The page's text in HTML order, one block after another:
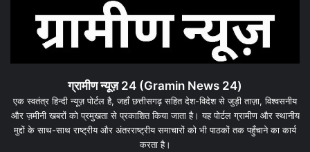
ग्रामीण न्यूज़ 24 (Gramin News 24)
एक स्वतंत्र हिन्दी न्यूज़ पोर्टल है, जहाँ छत्तीसगढ़ सहित देश-विदेश से जुड़ी ताज़ा, विश्वसनीय
और ज़मीनी खबरों को प्रमुखता से प्रकाशित किया जाता है। यह पोर्टल ग्रामीण और स्थानीय
मुद्दों के साथ-साथ राष्ट्रीय और अंतरराष्ट्रीय समाचारों को भी पाठकों तक पहुँचाने का कार्य
करता है।